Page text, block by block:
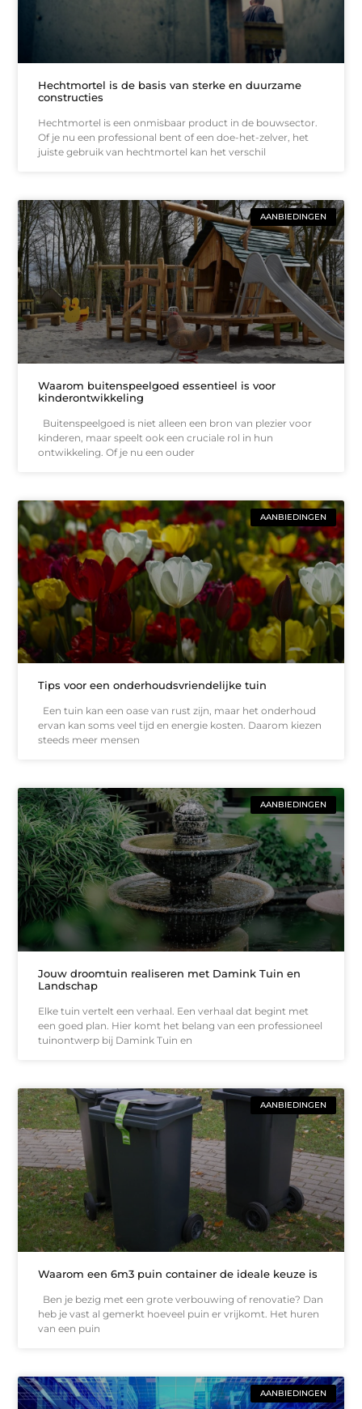
Hechtmortel is de basis van sterke en duurzame
constructies
Hechtmortel is een onmisbaar product in de bouwsector.
Of je nu een professional bent of een doe-het-zelver, het
juiste gebruik van hechtmortel kan het verschil
AANBIEDINGEN
Waarom buitenspeelgoed essentieel is voor
kinderontwikkeling
Buitenspeelgoed is niet alleen een bron van plezier voor
kinderen, maar speelt ook een cruciale rol in hun
ontwikkeling. Of je nu een ouder
AANBIEDINGEN
Tips voor een onderhoudsvriendelijke tuin
Een tuin kan een oase van rust zijn, maar het onderhoud
ervan kan soms veel tijd en energie kosten. Daarom kiezen
steeds meer mensen
AANBIEDINGEN
Jouw droomtuin realiseren met Damink Tuin en
Landschap
Elke tuin vertelt een verhaal. Een verhaal dat begint met
een goed plan. Hier komt het belang van een professioneel
tuinontwerp bij Damink Tuin en
AANBIEDINGEN
Waarom een 6m3 puin container de ideale keuze is
Ben je bezig met een grote verbouwing of renovatie? Dan
heb je vast al gemerkt hoeveel puin er vrijkomt. Het huren
van een puin
AANBIEDINGEN